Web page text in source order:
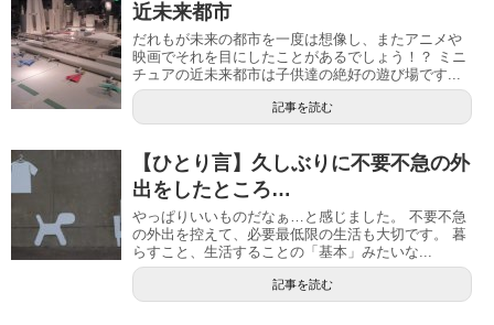
近未来都市
だれもが未来の都市を一度は想像し、またアニメや
映画でそれを目にしたことがあるでしょう！？ ミニ
チュアの近未来都市は子供達の絶好の遊び場です...
記事を読む
【ひとり言】久しぶりに不要不急の外
出をしたところ…
やっぱりいいものだなぁ…と感じました。 不要不急
の外出を控えて、必要最低限の生活も大切です。 暮
らすこと、生活することの「基本」みたいな...
記事を読む